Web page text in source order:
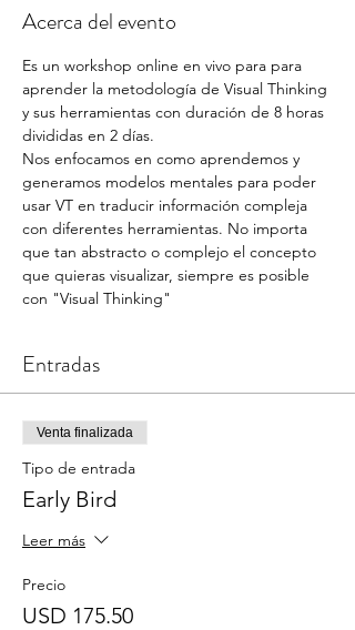
Acerca del evento
Es un workshop online en vivo para para
aprender la metodología de Visual Thinking
y sus herramientas con duración de 8 horas
divididas en 2 días.
Nos enfocamos en como aprendemos y
generamos modelos mentales para poder
usar VT en traducir información compleja
con diferentes herramientas. No importa
que tan abstracto o complejo el concepto
que quieras visualizar, siempre es posible
con "Visual Thinking"
Entradas
Venta finalizada
Tipo de entrada
Early Bird
Leer más
Precio
USD 175.50